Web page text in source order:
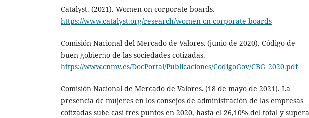
Catalyst. (2021). Women on corporate boards.
https://www.catalyst.org/research/women-on-corporate-boards
Comisión Nacional del Mercado de Valores. (junio de 2020). Código de
buen gobierno de las sociedades cotizadas.
https://www.cnmv.es/DocPortal/Publicaciones/CodigoGov/CBG_2020.pdf
Comisión Nacional de Mercado de Valores. (18 de mayo de 2021). La
presencia de mujeres en los consejos de administración de las empresas
cotizadas sube casi tres puntos en 2020, hasta el 26,10% del total y supera